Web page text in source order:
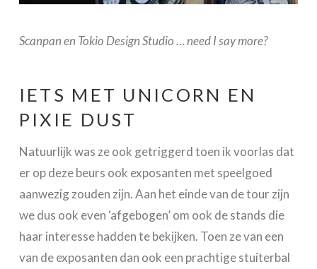
Scanpan en Tokio Design Studio … need I say more?
IETS MET UNICORN EN
PIXIE DUST
Natuurlijk was ze ook getriggerd toen ik voorlas dat
er op deze beurs ook exposanten met speelgoed
aanwezig zouden zijn. Aan het einde van de tour zijn
we dus ook even ‘afgebogen’ om ook de stands die
haar interesse hadden te bekijken. Toen ze van een
van de exposanten dan ook een prachtige stuiterbal